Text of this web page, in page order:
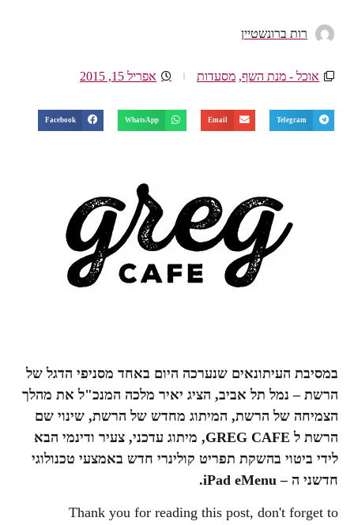
רות ברונשטיין
אוכל - מנת השף,מסעדות אפריל 15, 2015
Telegram
Email
WhatsApp
Facebook
במסיבת העיתונאים שנערכה היום באחד מסניפי הדגל של
הרשת – נמל תל אביב, הציג יאיר מלכה המנכ"ל את מהלך
הצמיחה של הרשת, המיתוג מחדש של הרשת, שינוי שם
הרשת ל GREG CAFE, מיתוג עדכני, צעיר ודינמי הבא
לידי ביטוי בהשקת תפריט קולינרי חדש באמצעי טכנולוגי
חדשניה – iPad eMenu.
Thank you for reading this post, don't forget to